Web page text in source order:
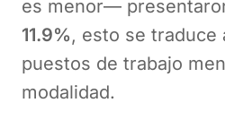
es menor—
11.9%, esto se traduce
puestos de trabajo
modalidad.